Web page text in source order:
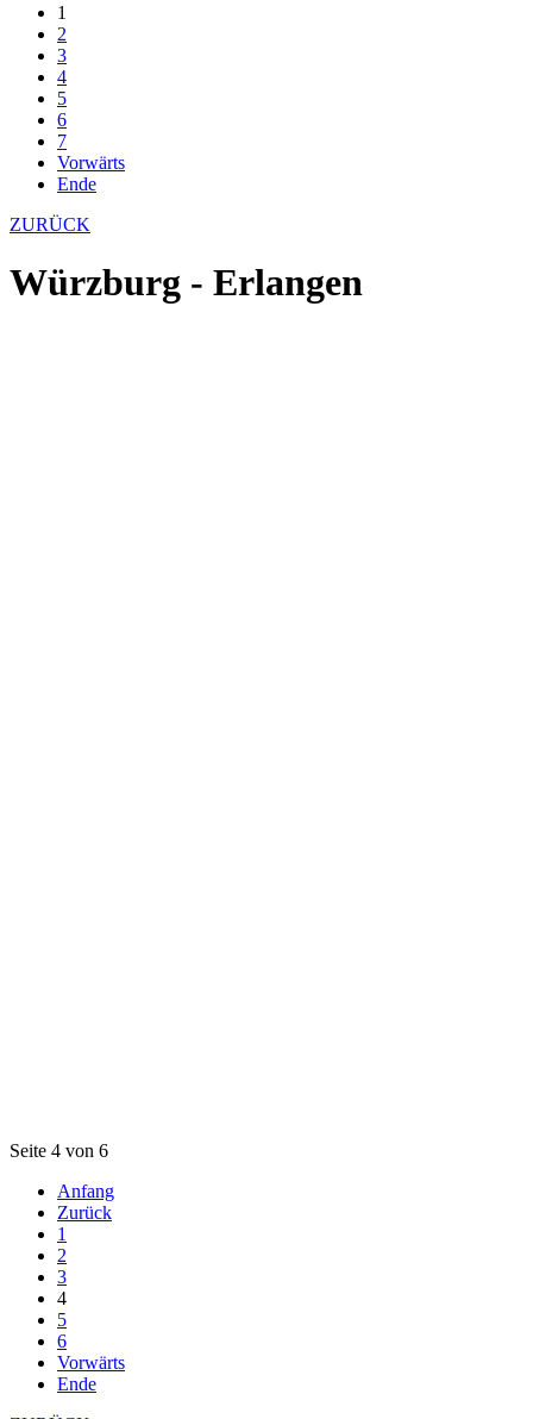
1
2
3
4
5
6
7
Vorwärts
Ende
ZURÜCK
Würzburg - Erlangen
Seite 4 von 6
Anfang
Zurück
1
2
3
4
5
6
Vorwärts
Ende